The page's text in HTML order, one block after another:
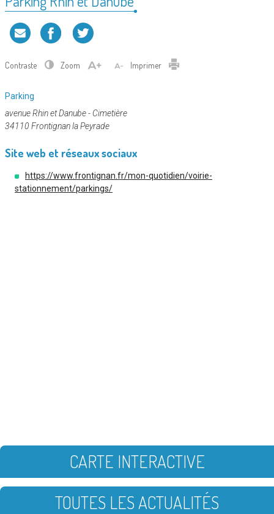
Contraste Zoom Imprimer
Catégorie
Parking
avenue Rhin et Danube - Cimetière
34110 Frontignan la Peyrade
Site web et réseaux sociaux
https://www.frontignan.fr/mon-quotidien/voirie-
stationnement/parkings/
CARTE INTERACTIVE
TOUTES LES ACTUALITÉS